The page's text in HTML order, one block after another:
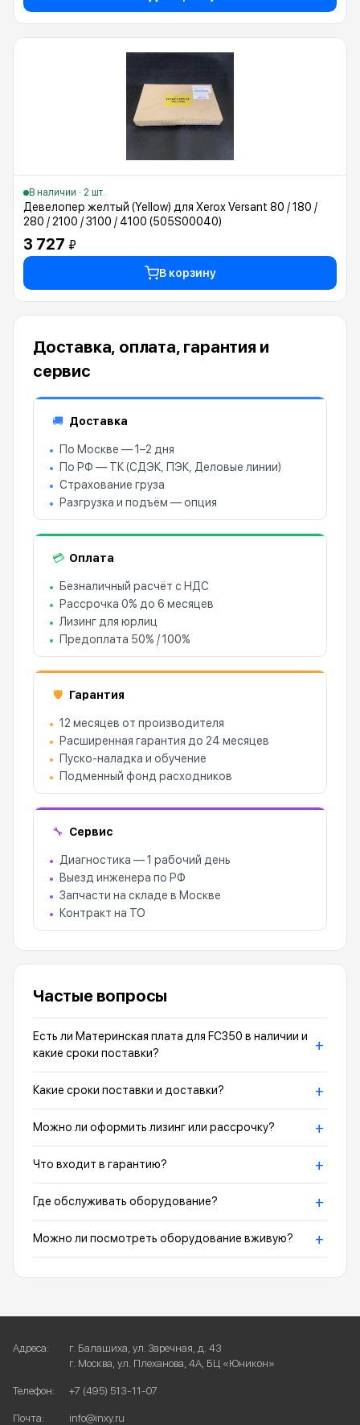
В наличии · 2 шт.
Девелопер желтый (Yellow) для Xerox Versant 80 / 180 /
280 / 2100 / 3100 / 4100 (505S00040)
3 727 ₽
В корзину
Доставка, оплата, гарантия и
сервис
🚚 Доставка
По Москве — 1–2 дня
По РФ — ТК (СДЭК, ПЭК, Деловые линии)
Страхование груза
Разгрузка и подъём — опция
💳 Оплата
Безналичный расчёт с НДС
Рассрочка 0% до 6 месяцев
Лизинг для юрлиц
Предоплата 50% / 100%
🛡 Гарантия
12 месяцев от производителя
Расширенная гарантия до 24 месяцев
Пуско-наладка и обучение
Подменный фонд расходников
🔧 Сервис
Диагностика — 1 рабочий день
Выезд инженера по РФ
Запчасти на складе в Москве
Контракт на ТО
Частые вопросы
Есть ли Материнская плата для FC350 в наличии и
какие сроки поставки?
+
Какие сроки поставки и доставки? +
Можно ли оформить лизинг или рассрочку? +
Что входит в гарантию? +
Где обслуживать оборудование? +
Можно ли посмотреть оборудование вживую? +
Адреса:
г. Балашиха, ул. Заречная, д. 43
г. Москва, ул. Плеханова, 4А, БЦ «Юникон»
Телефон: +7 (495) 513-11-07
Почта: info@inxy.ru